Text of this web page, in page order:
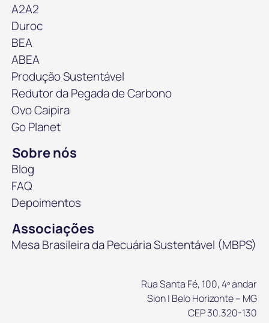
A2A2
Duroc
BEA
ABEA
Produção Sustentável
Redutor da Pegada de Carbono
Ovo Caipira
Go Planet
Sobre nós
Blog
FAQ
Depoimentos
Associações
Mesa Brasileira da Pecuária Sustentável (MBPS)
Rua Santa Fé, 100, 4º andar
Sion | Belo Horizonte – MG
CEP 30.320-130